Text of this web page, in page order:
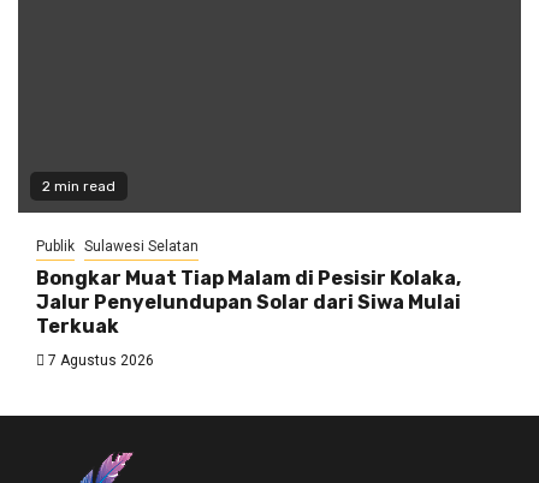
2 min read
Publik Sulawesi Selatan
Bongkar Muat Tiap Malam di Pesisir Kolaka,
Jalur Penyelundupan Solar dari Siwa Mulai
Terkuak
7 Agustus 2026